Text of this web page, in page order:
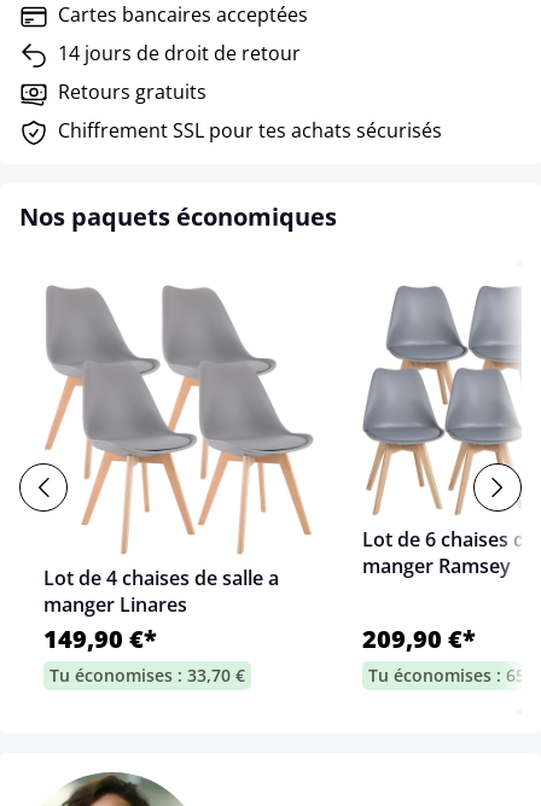
Cartes bancaires acceptées
14 jours de droit de retour
Retours gratuits
Chiffrement SSL pour tes achats sécurisés
Nos paquets économiques
Lot de 4 chaises de salle a
manger Linares
149,90 €*
Tu économises : 33,70 €
Lot de 6 chaises de
manger Ramsey
209,90 €*
Tu économises :